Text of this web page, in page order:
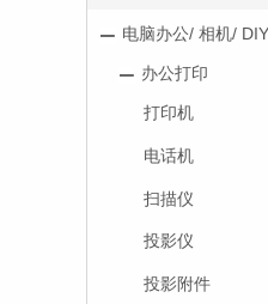
电脑办公/ 相机/ DIY
办公打印
打印机
电话机
扫描仪
投影仪
投影附件